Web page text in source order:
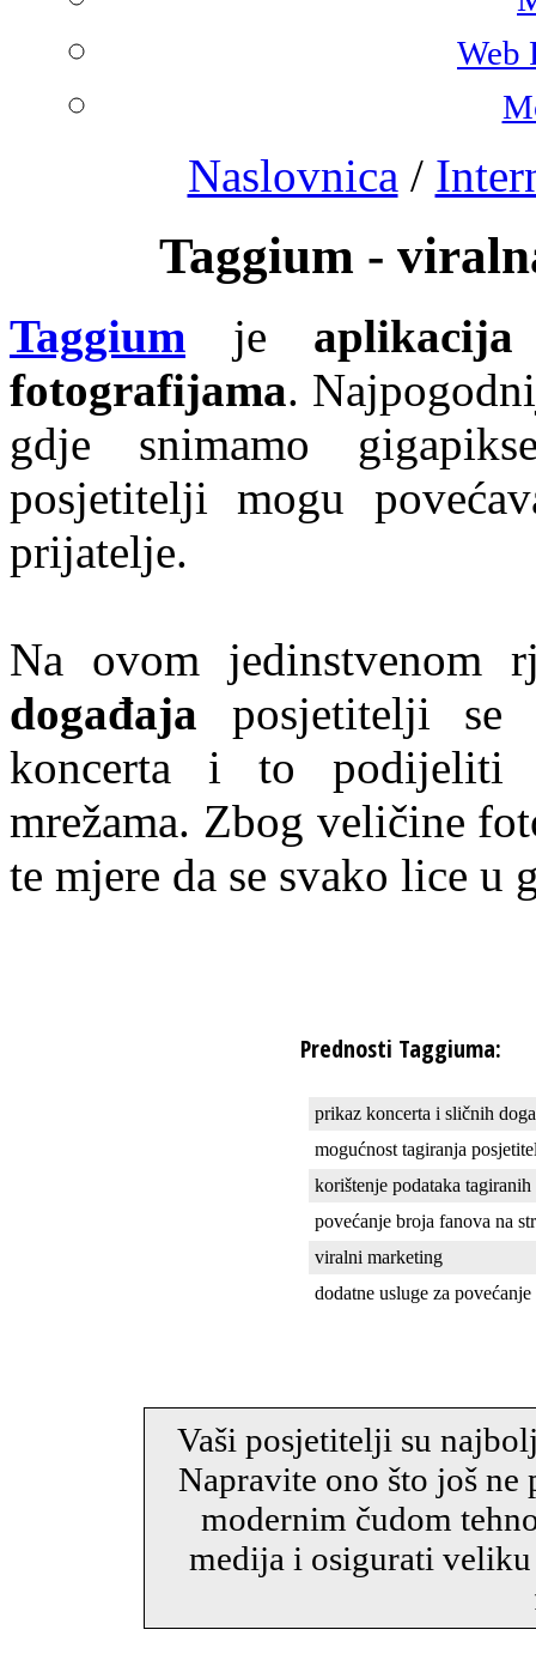
Web
Naslovnica /
Taggium -
Taggium je
fotografijama.
gdje snimamo
posjetitelji mogu
prijatelje.
Na ovom jedinstvenom
događaja posjetitelji se
koncerta i to podijeliti
mrežama. Zbog veličine
te mjere da se svako lice
Prednosti Taggiuma:
prikaz koncerta i sličnih
mogućnost tagiranja
korištenje podataka
povećanje broja fanova na
viralni marketing
dodatne usluge za
Vaši posjetitelji su
Napravite ono što još
modernim čudom
medija i osigurati